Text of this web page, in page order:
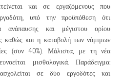
και σε εργαζόμενους που
υπό την προϋπόθεση ότι
ανάπαυσης και μέγιστου ορίου
καθώς και η καταβολή των νόμιμων
(συν 40%). Μάλιστα, με τη νέα
μισθολογικά. Παράδειγμα:
σε δύο εργοδότες και